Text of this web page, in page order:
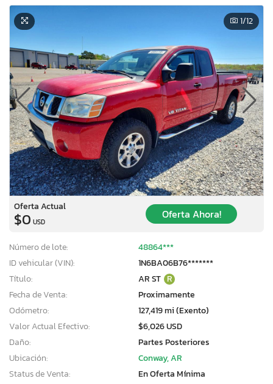
1/12
Oferta Actual
$0 USD
Oferta Ahora!
Número de lote:
48864***
ID vehicular (VIN):
1N6BA06B76*******
Título:
AR ST R
Fecha de Venta:
Proximamente
Odómetro:
127,419 mi (Exento)
Valor Actual Efectivo:
$6,026 USD
Daño:
Partes Posteriores
Ubicación:
Conway, AR
Status de Venta:
En Oferta Mínima